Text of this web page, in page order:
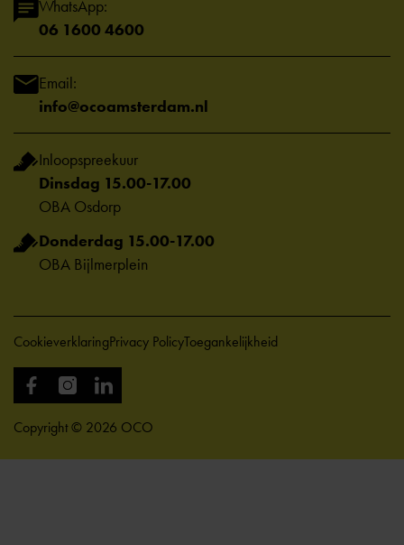
WhatsApp:
06 1600 4600
Email:
info@ocoamsterdam.nl
Inloopspreekuur
Dinsdag 15.00-17.00
OBA Osdorp
Donderdag 15.00-17.00
OBA Bijlmerplein
Copyright © 2026 OCO
CookieverklaringPrivacy PolicyToegankelijkheid